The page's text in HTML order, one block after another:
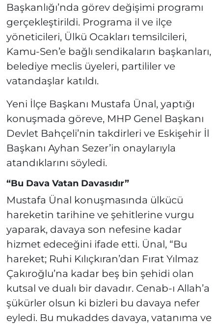
Başkanlığı’nda görev değişimi programı
gerçekleştirildi. Programa il ve ilçe
yöneticileri, Ülkü Ocakları temsilcileri,
Kamu-Sen’e bağlı sendikaların başkanları,
belediye meclis üyeleri, partililer ve
vatandaşlar katıldı.
Yeni İlçe Başkanı Mustafa Ünal, yaptığı
konuşmada göreve, MHP Genel Başkanı
Devlet Bahçeli’nin takdirleri ve Eskişehir İl
Başkanı Ayhan Sezer’in onaylarıyla
atandıklarını söyledi.
“Bu Dava Vatan Davasıdır”
Mustafa Ünal konuşmasında ülkücü
hareketin tarihine ve şehitlerine vurgu
yaparak, davaya son nefesine kadar
hizmet edeceğini ifade etti. Ünal, “Bu
hareket; Ruhi Kılıçkıran’dan Fırat Yılmaz
Çakıroğlu’na kadar beş bin şehidi olan
kutsal ve dualı bir davadır. Cenab-ı Allah’a
şükürler olsun ki bizleri bu davaya nefer
eyledi. Bu mukaddes davaya, vatanıma ve